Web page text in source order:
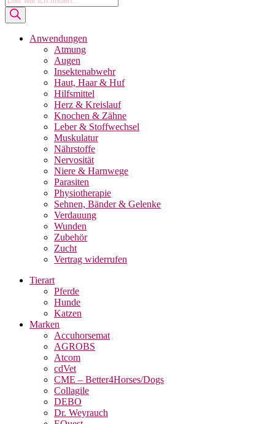
search
Anwendungen
Atmung
Augen
Insektenabwehr
Haut, Haar & Huf
Hilfsmittel
Herz & Kreislauf
Knochen & Zähne
Leber & Stoffwechsel
Muskulatur
Nährstoffe
Nervosität
Niere & Harnwege
Parasiten
Physiotherapie
Sehnen, Bänder & Gelenke
Verdauung
Wunden
Zubehör
Zucht
Vertrag widerrufen
Tierart
Pferde
Hunde
Katzen
Marken
Accuhorsemat
AGROBS
Atcom
cdVet
CME – Better4Horses/Dogs
Collagile
DEBO
Dr. Weyrauch